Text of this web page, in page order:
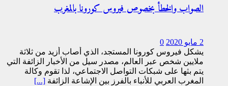
الصواب والخطأ بخصوص فيروس كورونا بالمغرب
2 مايو 2020
0
يشكل فيروس كورونا المستجد، الذي أصاب أزيد من ثلاثة
ملايين شخص عبر العالم، مصدر سيل من الأخبار الزائفة التي
يتم بثها على شبكات التواصل الاجتماعي، لذا تقوم وكالة
المغرب العربي للأنباء بالفرز بين الإشاعة الزائفة [...]